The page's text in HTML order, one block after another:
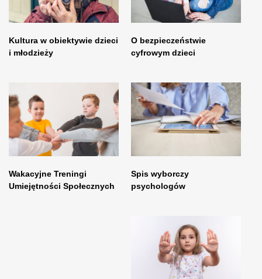
O bezpieczeństwie
cyfrowym dzieci
Kultura w obiektywie dzieci
i młodzieży
Spis wyborczy
psychologów
Wakacyjne Treningi
Umiejętności Społecznych